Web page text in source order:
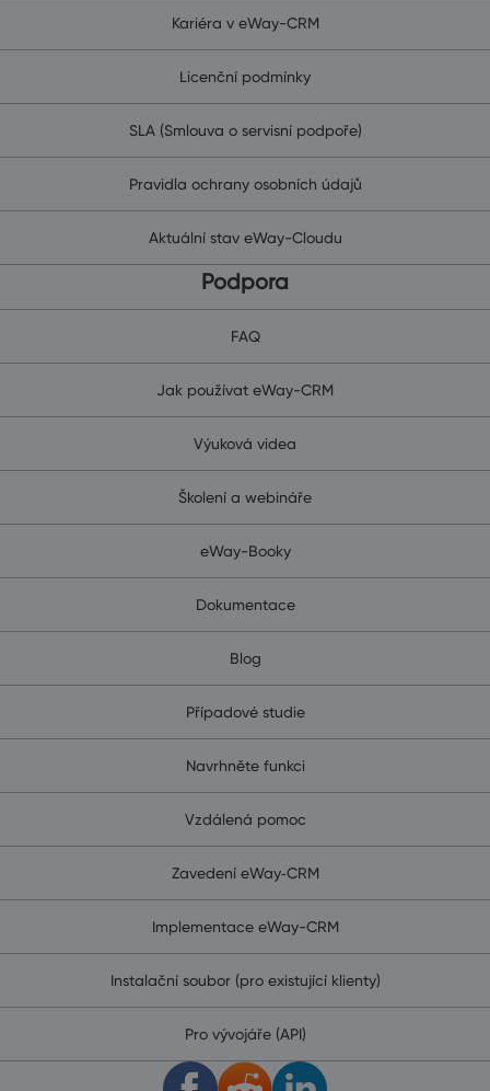
Kariéra v eWay-CRM
Licenční podmínky
SLA (Smlouva o servisní podpoře)
Pravidla ochrany osobních údajů
Aktuální stav eWay-Cloudu
Podpora
FAQ
Jak používat eWay-CRM
Výuková videa
Školení a webináře
eWay-Booky
Dokumentace
Blog
Případové studie
Navrhněte funkci
Vzdálená pomoc
Zavedení eWay‑CRM
Implementace eWay-CRM
Instalační soubor (pro existující klienty)
Pro vývojáře (API)